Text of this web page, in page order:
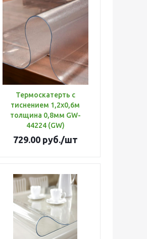
Термоскатерть с
тиснением 1,2х0,6м
толщина 0,8мм GW-
44224 (GW)
729.00руб./шт